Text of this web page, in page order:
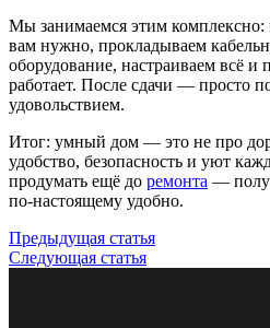
Мы занимаемся этим комплексно:
вам нужно, прокладываем
оборудование, настраиваем всё и
работает. После сдачи — просто
удовольствием.
Итог: умный дом — это не про
удобство, безопасность и уют
продумать ещё до ремонта —
по-настоящему удобно.
Предыдущая статья
Следующая статья